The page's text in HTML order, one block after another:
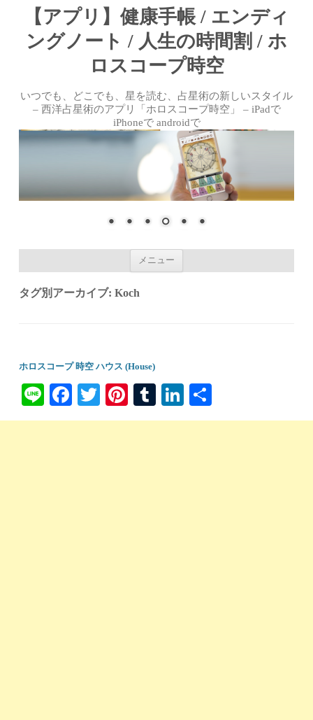
【アプリ】健康手帳 / エンディ
ングノート / 人生の時間割 / ホ
ロスコープ時空
いつでも、どこでも、星を読む、占星術の新しいスタイル
– 西洋占星術のアプリ「ホロスコープ時空」 – iPadで
iPhoneで androidで
メニュー
タグ別アーカイブ:Koch
ホロスコープ 時空 ハウス (House)
Li
ne
Fa
ce
T
wi
Pi
nt
T
u
Li
nk 有